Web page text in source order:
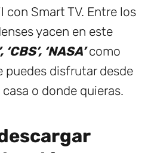
Smart TV. Entre los
yacen en este
‘CBS’, ‘NASA’como
puedes disfrutar desde
o donde quieras.